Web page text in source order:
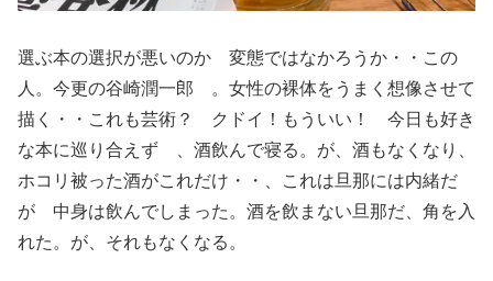
選ぶ本の選択が悪いのか 変態ではなかろうか・・この
人。今更の谷崎潤一郎 。女性の裸体をうまく想像させて
描く・・これも芸術？ クドイ！もういい！ 今日も好き
な本に巡り合えず 、酒飲んで寝る。が、酒もなくなり、
ホコリ被った酒がこれだけ・・、これは旦那には内緒だ
が 中身は飲んでしまった。酒を飲まない旦那だ、角を入
れた。が、それもなくなる。